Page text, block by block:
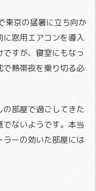
東京の猛暑に立ち向か
窓用エアコンを導入
すが、寝室にもなっ
で熱帯夜を乗り切る必
部屋で過ごしてきた
ないようです。本当
ラーの効いた部屋には